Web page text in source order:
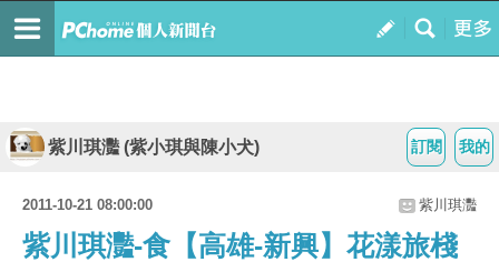
我的
訂閱
紫川琪灩 (紫小琪與陳小犬)
2011-10-21 08:00:00 紫川琪灩
紫川琪灩-食【高雄-新興】花漾旅棧